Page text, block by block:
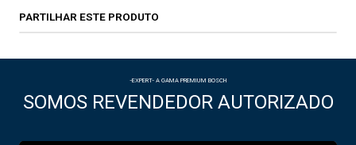
PARTILHAR ESTE PRODUTO
-EXPERT- A GAMA PREMIUM BOSCH
SOMOS REVENDEDOR AUTORIZADO